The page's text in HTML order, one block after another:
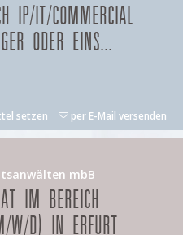
IP/IT/COMMERCIAL
ODER EINS...
setzen per E-Mail versenden
mbB
IM BEREICH
W/D) IN ERFURT